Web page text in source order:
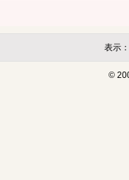
表示
©